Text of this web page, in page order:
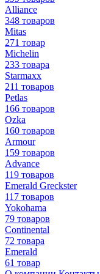
Alliance
348 товаров
Mitas
271 товар
Michelin
233 товара
Starmaxx
211 товаров
Petlas
166 товаров
Ozka
160 товаров
Armour
159 товаров
Advance
119 товаров
Emerald Greckster
117 товаров
Yokohama
79 товаров
Continental
72 товара
Emerald
61 товар